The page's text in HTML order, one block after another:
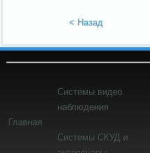
< Назад
Главная
Системы видео
наблюдения
Системы СКУД и